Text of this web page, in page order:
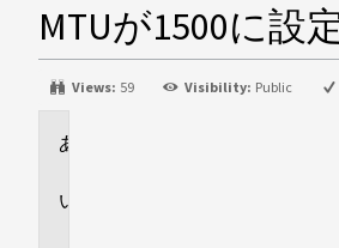
MTUが1500に
Views: 59 Visibility: Public